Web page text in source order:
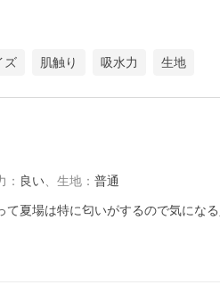
ズ 肌触り 吸水力 生地
： 良い、 生地 ： 普通
夏場は特に匂いがするので気にな